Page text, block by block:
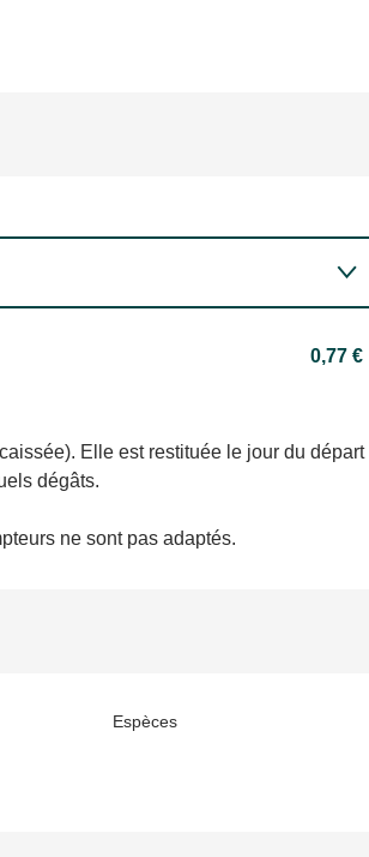
0,77 €
Elle est restituée le jour du départ
dégâts.
ne sont pas adaptés.
Espèces